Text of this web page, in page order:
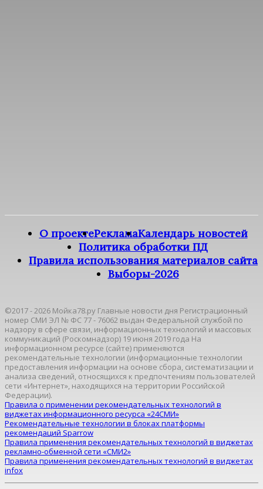
О проектеРекламаКалендарь новостей
Политика обработки ПД
Правила использования материалов сайта
Выборы-2026
©2017 - 2026 Мойка78.ру Главные новости дня Регистрационный
номер СМИ ЭЛ № ФС 77 - 76062 выдан Федеральной службой по
надзору в сфере связи, информационных технологий и массовых
коммуникаций (Роскомнадзор) 19 июня 2019 года На
информационном ресурсе (сайте) применяются
рекомендательные технологии (информационные технологии
предоставления информации на основе сбора, систематизации и
анализа сведений, относящихся к предпочтениям пользователей
сети «Интернет», находящихся на территории Российской
Федерации).
Правила о применении рекомендательных технологий в
виджетах информационного ресурса «24СМИ»
Рекомендательные технологии в блоках платформы
рекомендаций Sparrow
Правила применения рекомендательных технологий в виджетах
рекламно-обменной сети «СМИ2»
Правила применения рекомендательных технологий в виджетах
infox